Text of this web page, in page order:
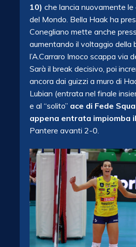
10) che lancia nuovamente le
del Mondo. Bella Haak ha
Conegliano mette anche
aumentando il voltaggio della
l’A.Carraro Imoco scappa via
Sarà il break decisivo, poi
ancora dai guizzi a muro di
Lubian (entrata nel finale
e al “solito” ace di Fede
appena entrata impiomba
Pantere avanti 2-0.